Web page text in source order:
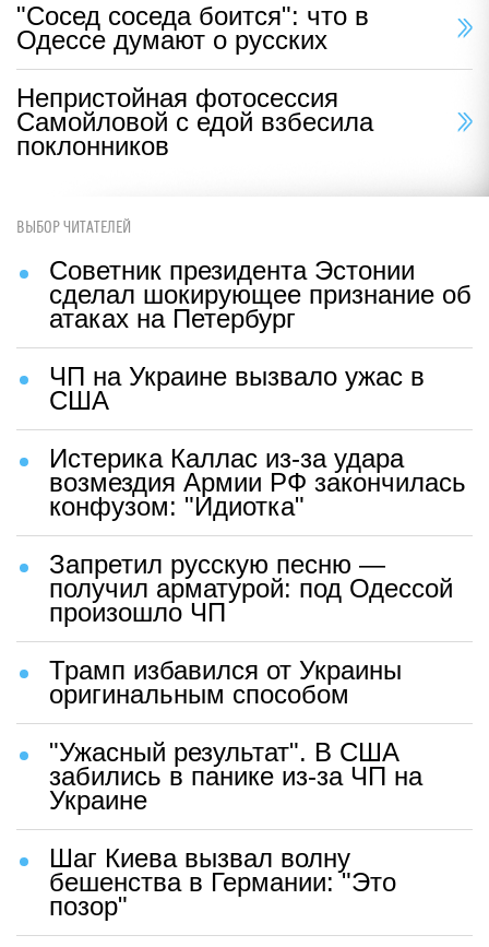
"Сосед соседа боится": что в
Одессе думают о русских
Непристойная фотосессия
Самойловой с едой взбесила
поклонников
ВЫБОР ЧИТАТЕЛЕЙ
Советник президента Эстонии
сделал шокирующее признание об
атаках на Петербург
ЧП на Украине вызвало ужас в
США
Истерика Каллас из-за удара
возмездия Армии РФ закончилась
конфузом: "Идиотка"
Запретил русскую песню —
получил арматурой: под Одессой
произошло ЧП
Трамп избавился от Украины
оригинальным способом
"Ужасный результат". В США
забились в панике из-за ЧП на
Украине
Шаг Киева вызвал волну
бешенства в Германии: "Это
позор"